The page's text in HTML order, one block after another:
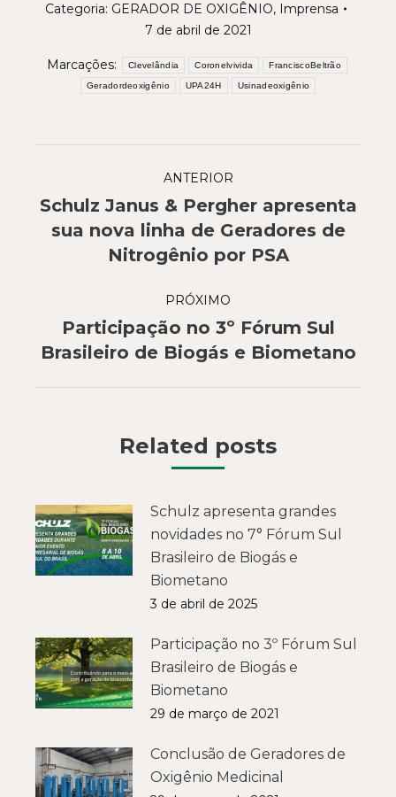
Categoria: GERADOR DE OXIGÊNIO, Imprensa
7 de abril de 2021
Marcações: Clevelândia Coronelvivida FranciscoBeltrão
Geradordeoxigênio UPA24H Usinadeoxigênio
de
post:
ANTERIOR
Post
anterior:
Schulz Janus & Pergher apresenta
sua nova linha de Geradores de
Nitrogênio por PSA
PRÓXIMO
Próximo
post:
Participação no 3º Fórum Sul
Brasileiro de Biogás e Biometano
Related posts
Schulz apresenta grandes
novidades no 7° Fórum Sul
Brasileiro de Biogás e
Biometano
3 de abril de 2025
Participação no 3º Fórum Sul
Brasileiro de Biogás e
Biometano
29 de março de 2021
Conclusão de Geradores de
Oxigênio Medicinal